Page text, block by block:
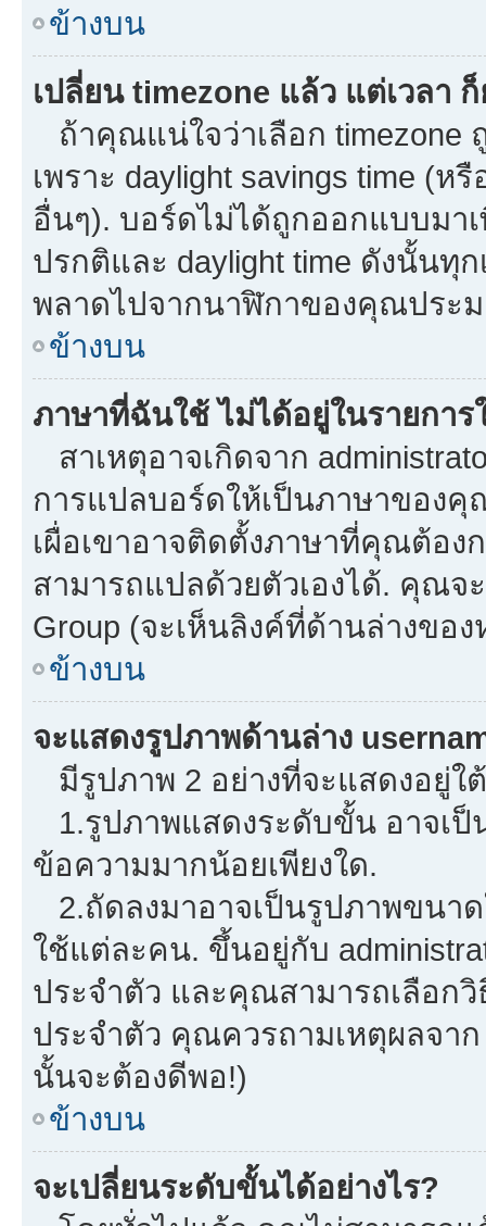
ข้างบน
เปลี่ยน timezone แล้ว แต่เวลา
ถ้าคุณแน่ใจว่าเลือก timezone
เพราะ daylight savings time (ห
อื่นๆ). บอร์ดไม่ได้ถูกออกแบบมา
ปรกติและ daylight time ดังนั้นทุ
พลาดไปจากนาฬิกาของคุณประ
ข้างบน
ภาษาที่ฉันใช้ ไม่ได้อยู่ในรายการ
สาเหตุอาจเกิดจาก
การแปลบอร์ดให้เป็นภาษาของคุ
เผื่อเขาอาจติดตั้งภาษาที่คุณต้อ
สามารถแปลด้วยตัวเองได้. คุณจ
Group (จะเห็นลิงค์ที่ด้านล่างของ
ข้างบน
จะแสดงรูปภาพด้านล่าง
มีรูปภาพ 2 อย่างที่จะแสดงอยู่ใ
1.รูปภาพแสดงระดับขั้น อาจเ
ข้อความมากน้อยเพียงใด.
2.ถัดลงมาอาจเป็นรูปภาพขนา
ใช้แต่ละคน. ขึ้นอยู่กับ
ประจำตัว และคุณสามารถเลือก
ประจำตัว คุณควรถามเหตุผลจาก
นั้นจะต้องดีพอ!)
ข้างบน
จะเปลี่ยนระดับขั้นได้อย่างไร?